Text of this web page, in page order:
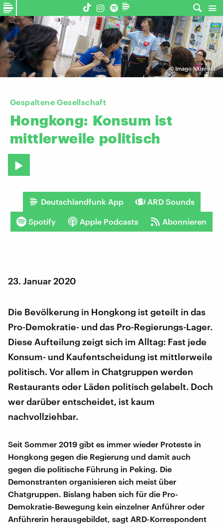
©Imago | Xinhua
Gespaltene Gesellschaft
Hongkong: Konsum ist
mittlerweile politisch
Deutschlandfunk App ARD Sounds
Spotify Apple Podcasts Abonnieren
23. Januar 2020
Die Bevölkerung in Hongkong ist geteilt in das
Pro-Demokratie- und das Pro-Regierungs-Lager.
Diese Aufteilung zeigt sich im Alltag: Fast jede
Konsum- und Kaufentscheidung ist mittlerweile
politisch. Vor allem in Chatgruppen werden
Restaurants oder Läden politisch gelabelt. Doch
wer darüber entscheidet, ist kaum
nachvollziehbar.
Seit Sommer 2019 gibt es immer wieder Proteste in
Hongkong gegen die Regierung und damit auch
gegen die politische Führung in Peking. Die
Demonstranten organisieren sich meist über
Chatgruppen. Bislang haben sich für die Pro-
Demokratie-Bewegung kein einzelner Anführer oder
Anführerin herausgebildet, sagt ARD-Korrespondent